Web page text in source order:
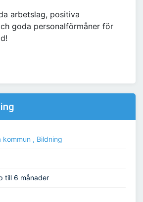
arbetslag, positiva
goda personalförmåner för
kommun , Bildning
till 6 månader